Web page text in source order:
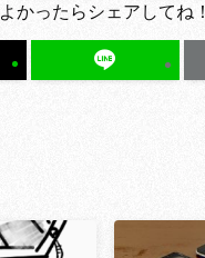
よかったらシェアしてね！